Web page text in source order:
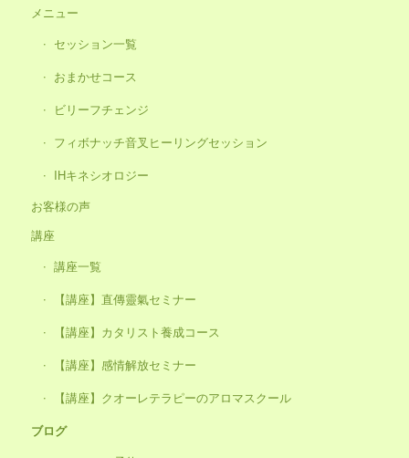
メニュー
セッション一覧
おまかせコース
ビリーフチェンジ
フィボナッチ音叉ヒーリングセッション
IHキネシオロジー
お客様の声
講座
講座一覧
【講座】直傳靈氣セミナー
【講座】カタリスト養成コース
【講座】感情解放セミナー
【講座】クオーレテラピーのアロマスクール
ブログ